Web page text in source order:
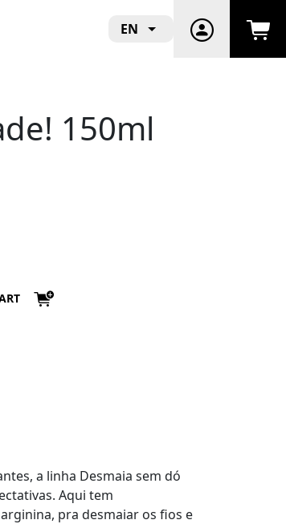
EN
150ml
a linha Desmaia sem dó
Aqui tem
pra desmaiar os fios e